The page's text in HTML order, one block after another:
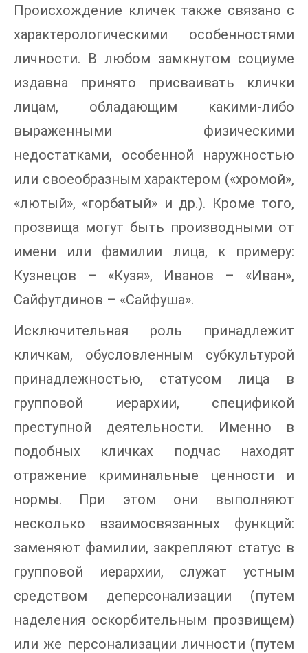
Происхождение кличек также связано с
характерологическими особенностями
личности. В любом замкнутом социуме
издавна принято присваивать клички
лицам, обладающим какими-либо
выраженными физическими
недостатками, особенной наружностью
или своеобразным характером («хромой»,
«лютый», «горбатый» и др.). Кроме того,
прозвища могут быть производными от
имени или фамилии лица, к примеру:
Кузнецов – «Кузя», Иванов – «Иван»,
Сайфутдинов – «Сайфуша».
Исключительная роль принадлежит
кличкам, обусловленным субкультурой
принадлежностью, статусом лица в
групповой иерархии, спецификой
преступной деятельности. Именно в
подобных кличках подчас находят
отражение криминальные ценности и
нормы. При этом они выполняют
несколько взаимосвязанных функций:
заменяют фамилии, закрепляют статус в
групповой иерархии, служат устным
средством деперсонализации (путем
наделения оскорбительным прозвищем)
или же персонализации личности (путем